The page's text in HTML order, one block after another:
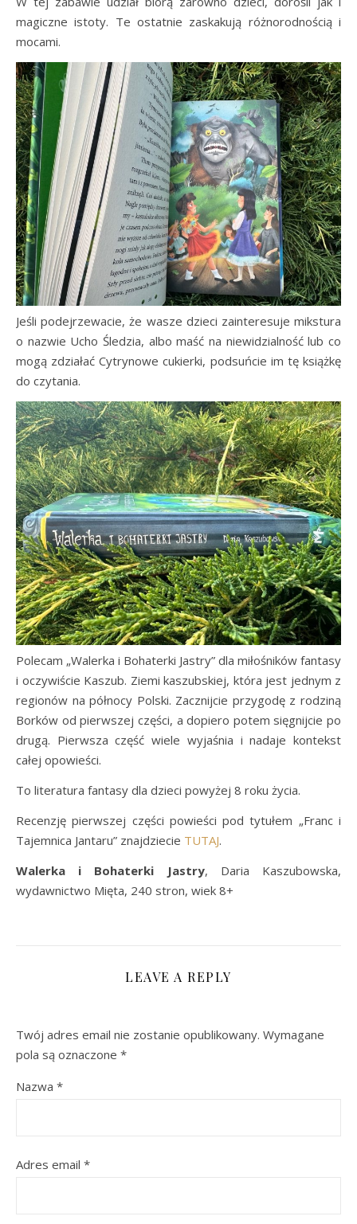
magiczne istoty. Te ostatnie zaskakują różnorodnością i
mocami.
Jeśli podejrzewacie, że wasze dzieci zainteresuje mikstura
o nazwie Ucho Śledzia, albo maść na niewidzialność lub co
mogą zdziałać Cytrynowe cukierki, podsuńcie im tę książkę
do czytania.
Polecam „Walerka i Bohaterki Jastry” dla miłośników fantasy
i oczywiście Kaszub. Ziemi kaszubskiej, która jest jednym z
regionów na północy Polski. Zacznijcie przygodę z rodziną
Borków od pierwszej części, a dopiero potem sięgnijcie po
drugą. Pierwsza część wiele wyjaśnia i nadaje kontekst
całej opowieści.
To literatura fantasy dla dzieci powyżej 8 roku życia.
Recenzję pierwszej części powieści pod tytułem „Franc i
Tajemnica Jantaru” znajdziecie TUTAJ.
Walerka i Bohaterki Jastry, Daria Kaszubowska,
wydawnictwo Mięta, 240 stron, wiek 8+
LEAVE A REPLY
Twój adres email nie zostanie opublikowany. Wymagane
pola są oznaczone *
Nazwa *
Adres email *